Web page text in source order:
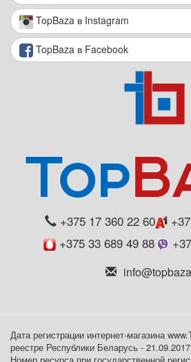
TopBaza в Instagram
TopBaza в Facebook
+375 17 360 22 60
+375 33 689 49 88
Дата регистрации интернет-магазина
реестре Республики Беларусь - 21.09.2017